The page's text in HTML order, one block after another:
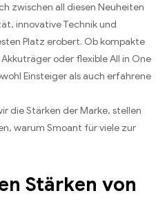
zwischen all diesen Neuheiten
innovative Technik und
Platz erobert. Ob kompakte
oder flexible All in One
Einsteiger als auch erfahrene
die Stärken der Marke, stellen
warum Smoant für viele zur
Stärken von